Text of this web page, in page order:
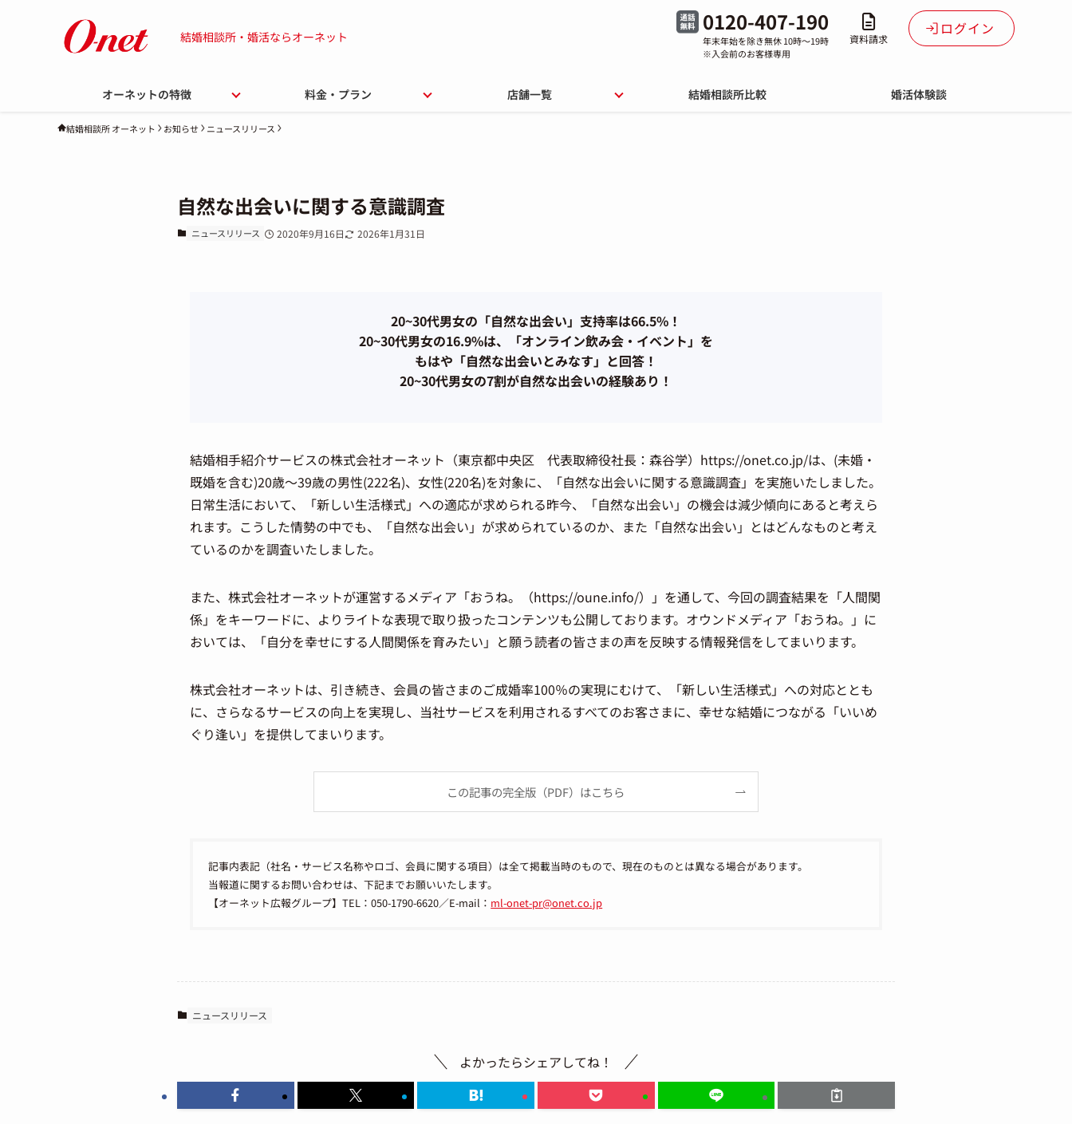
結婚相談所・婚活ならオーネット
0120-407-190
年末年始を除き無休 10時～19時
※入会前のお客様専用
資料請求
ログイン
オーネットの特徴 料金・プラン 店舗一覧 結婚相談所比較 婚活体験談
結婚相談所 オーネット お知らせ ニュースリリース
自然な出会いに関する意識調査
ニュースリリース 2020年9月16日 2026年1月31日
20~30代男女の「自然な出会い」支持率は66.5%！
20~30代男女の16.9%は、「オンライン飲み会・イベント」を
もはや「自然な出会いとみなす」と回答！
20~30代男女の7割が自然な出会いの経験あり！
結婚相手紹介サービスの株式会社オーネット（東京都中央区 代表取締役社長：森谷学）https://onet.co.jp/は、(未婚・
既婚を含む)20歳～39歳の男性(222名)、女性(220名)を対象に、「自然な出会いに関する意識調査」を実施いたしました。
日常生活において、「新しい生活様式」への適応が求められる昨今、「自然な出会い」の機会は減少傾向にあると考えら
れます。こうした情勢の中でも、「自然な出会い」が求められているのか、また「自然な出会い」とはどんなものと考え
ているのかを調査いたしました。
また、株式会社オーネットが運営するメディア「おうね。（https://oune.info/）」を通して、今回の調査結果を「人間関
係」をキーワードに、よりライトな表現で取り扱ったコンテンツも公開しております。オウンドメディア「おうね。」に
おいては、「自分を幸せにする人間関係を育みたい」と願う読者の皆さまの声を反映する情報発信をしてまいります。
株式会社オーネットは、引き続き、会員の皆さまのご成婚率100％の実現にむけて、「新しい生活様式」への対応ととも
に、さらなるサービスの向上を実現し、当社サービスを利用されるすべてのお客さまに、幸せな結婚につながる「いいめ
ぐり逢い」を提供してまいります。
この記事の完全版（PDF）はこちら
記事内表記（社名・サービス名称やロゴ、会員に関する項目）は全て掲載当時のもので、現在のものとは異なる場合があります。
当報道に関するお問い合わせは、下記までお願いいたします。
【オーネット広報グループ】TEL：050-1790-6620／E-mail： ml-onet-pr@onet.co.jp
ニュースリリース
よかったらシェアしてね！